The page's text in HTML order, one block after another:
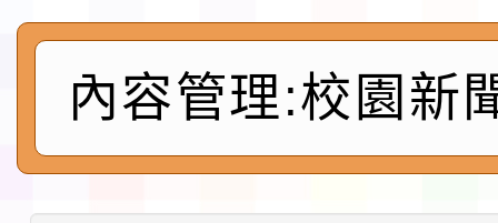
函轉國家通訊傳播委員
鎮韌性（防空）演習－
「115年金融知識線上
內容管理:校園新